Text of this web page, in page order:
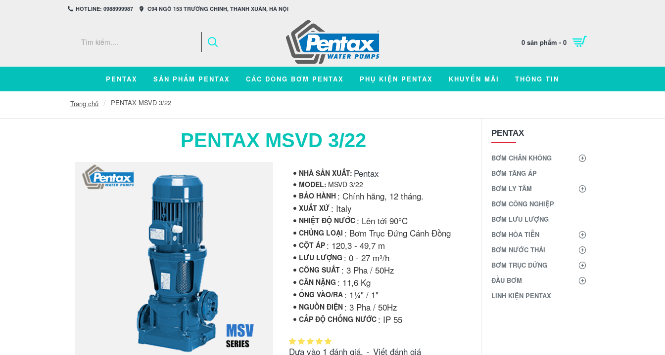
HOTLINE: 0988999987 C94 NGÕ 153 TRƯỜNG CHINH, THANH XUÂN, HÀ NỘI
0 sản phẩm - 0
PENTAX SẢN PHẨM PENTAX CÁC DÒNG BƠM PENTAX PHỤ KIỆN PENTAX KHUYẾN MÃI THÔNG TIN
Trang chủ PENTAX MSVD 3/22
PENTAX MSVD 3/22
NHÀ SẢN XUẤT: Pentax
MODEL: MSVD 3/22
BẢO HÀNH : Chính hãng, 12 tháng.
XUẤT XỨ : Italy
NHIỆT ĐỘ NƯỚC : Lên tới 90°C
CHỦNG LOẠI : Bơm Trục Đứng Cánh Đồng
CỘT ÁP : 120,3 - 49,7 m
LƯU LƯỢNG : 0 - 27 m³/h
CÔNG SUẤT : 3 Pha / 50Hz
CÂN NẶNG : 11,6 Kg
ỐNG VÀO/RA : 1¼" / 1"
NGUỒN ĐIỆN : 3 Pha / 50Hz
CẤP ĐỘ CHỐNG NƯỚC : IP 55
Dựa vào 1 đánh giá. - Viết đánh giá
PENTAX
BƠM CHÂN KHÔNG
BỚM TĂNG ÁP
BƠM LY TÂM
BƠM CÔNG NGHIỆP
BƠM LƯU LƯỢNG
BƠM HỎA TIỄN
BƠM NƯỚC THẢI
BƠM TRỤC ĐỨNG
ĐẦU BƠM
LINH KIỆN PENTAX